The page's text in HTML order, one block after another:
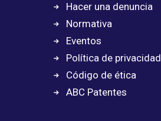
Hacer una denuncia
Normativa
Eventos
Política de privacidad
Código de ética
ABC Patentes